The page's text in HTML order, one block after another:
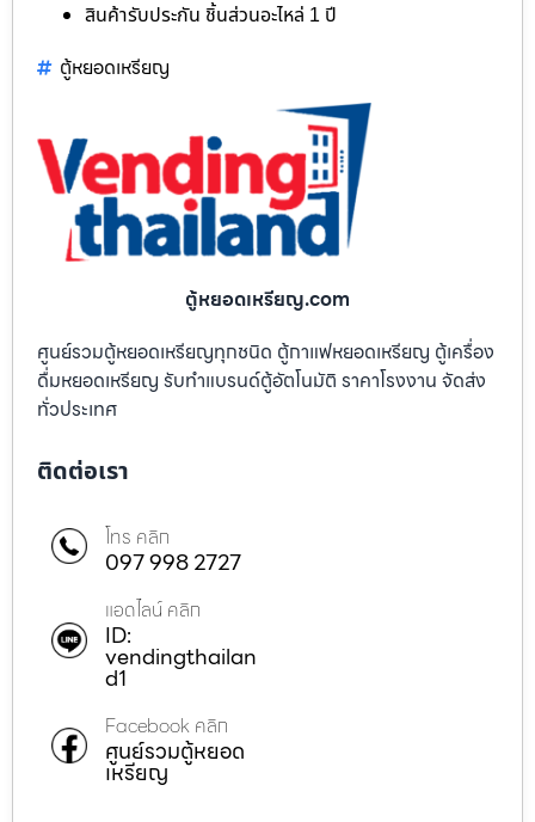
สินค้ารับประกัน ชิ้นส่วนอะไหล่ 1 ปี
ตู้หยอดเหรียญ
ตู้หยอดเหรียญ.com
ศูนย์รวมตู้หยอดเหรียญทุกชนิด ตู้กาแฟหยอดเหรียญ ตู้เครื่อง
ดื่มหยอดเหรียญ รับทำแบรนด์ตู้อัตโนมัติ ราคาโรงงาน จัดส่ง
ทั่วประเทศ
ติดต่อเรา
โทร คลิก
097 998 2727
แอดไลน์ คลิก
ID:
vendingthailan
d1
Facebook คลิก
ศูนย์รวมตู้หยอด
เหรียญ